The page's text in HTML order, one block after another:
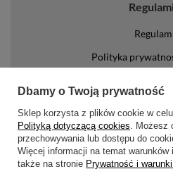
Polityka
Formy
Media
Dbamy o Twoją prywatność
Sklep korzysta z plików cookie w
Polityką dotyczącą cookies. Możesz
przechowywania lub dostępu do
Więcej informacji na temat
także na stronie Prywatność i